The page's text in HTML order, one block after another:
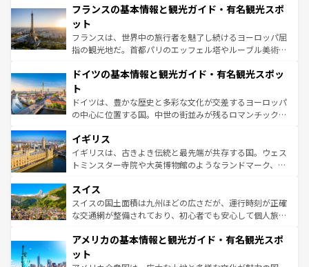
なお、新着のイタリア情報はコンテンツ一覧を参照してほ
しい。
文化が根付くこの国では、情熱的なフラメンコ、熱気あふ
れる闘牛、そして美味しいタパスが生活の一部となってい
る。首都マドリードの洗練された雰囲気や、バルセロナの
アートに溢れた街角から、地方では古代ローマ遺跡や中世
せる。地方によって風土や気候が異なるスペインはその個
ンテンツ一覧 を参照してほしい。
フランスの基本情報と観光ガイド・有名観光スポ
ット
フランスは、世界中の旅行者を魅了し続けるヨーロッパ屈
指の観光地だ。首都パリのエッフェル塔やルーブル美術館
で、幅広い魅力が詰まっている。華麗な宮殿、歴史的な大
聖堂、美しいビーチ、そして豊かな自然が、訪れる者を心
から魅了する。また、フランスは美食の国としても知ら
れ、フランス料理はユネスコ無形文化遺産にも登録されて
香り高いラベンダー畑など、多彩な楽しみ方が可能だ。さ
らに、パリ以外の地域にも魅力が溢れており、どの街角に
も豊かな歴史と文化が息づいている。パリ以外の個性あふ
を参照してほしい。
ドイツの基本情報と観光ガイド・有名観光スポッ
ト
ドイツは、豊かな歴史と多彩な文化が交差するヨーロッパ
の中心に位置する国。中世の街並みが残るロマンチック街
顔を持つこの国は、どこを歩いても飽きることがない。ベ
ルリンの文化的活気、バイエルン州のアルプスの絶景、そ
してライン川沿いのワイン畑といった風景は必見。ビール
は、お酒好きな人にはぜひ体験してほしい。 なお、新着の
ドイツ情報はコンテンツ一覧を参照してほしい。
イギリス
イギリスは、古きよき伝統と最先端が共存する国。ウェス
トミンスター寺院や大英博物館のようなランドマーク、歴
リアごとに異なる魅力がある。また、優雅なアフタヌーン
ティー、ビール好きにはたまらない英国パブ、サッカー観
戦など、本場だからこそできる体験も豊富。イギリスを旅
ンツ一覧を参照してほしい。
スイス
スイスの国土面積は九州ほどの広さだが、運行時刻が正確
な交通網が整備されており、初心者でも安心して個人旅行
の建物がそのまま残る町や、スイスならではのユニークな
博物館もあり、アルプス観光だけでなく町歩きも満喫する
ことができる。国民の所得が高いため物価も高いが、旅行
アメリカの基本情報と観光ガイド・有名観光スポ
ット